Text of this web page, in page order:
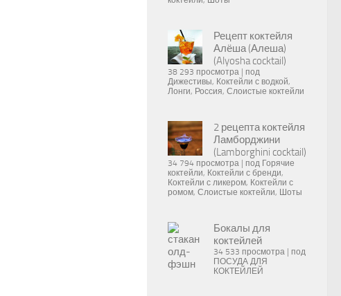
Рецепт коктейля
Алёша (Алеша)
(Alyosha cocktail)
38 293 просмотра
под
Дижестивы, Коктейли с водкой,
Лонги, Россия, Слоистые коктейли
2 рецепта коктейля
Ламборджини
(Lamborghini cocktail)
34 794 просмотра под Горячие
коктейли, Коктейли с бренди,
Коктейли с ликером, Коктейли с
ромом, Слоистые коктейли, Шоты
Бокалы для
коктейлей
34 533 просмотра
под
ПОСУДА ДЛЯ
КОКТЕЙЛЕЙ